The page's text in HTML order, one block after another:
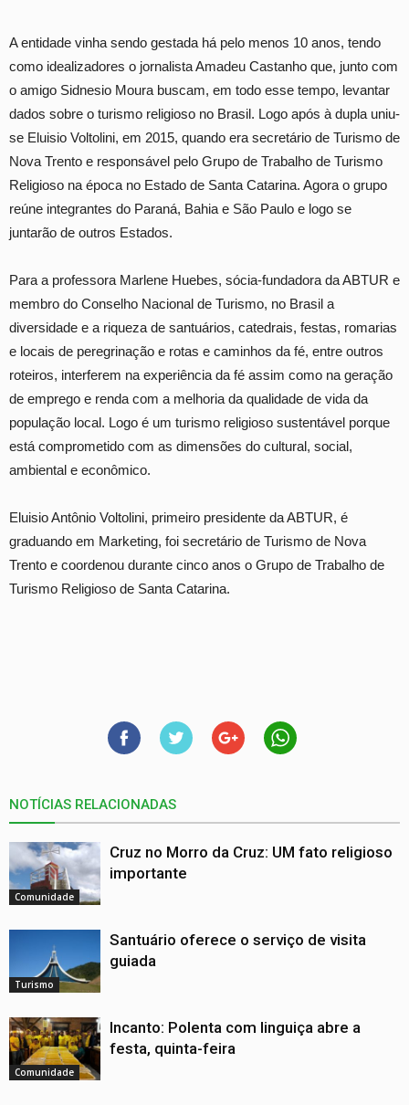
A entidade vinha sendo gestada há pelo menos 10 anos, tendo
como idealizadores o jornalista Amadeu Castanho que, junto com
o amigo Sidnesio Moura buscam, em todo esse tempo, levantar
dados sobre o turismo religioso no Brasil. Logo após à dupla uniu-
se Eluisio Voltolini, em 2015, quando era secretário de Turismo de
Nova Trento e responsável pelo Grupo de Trabalho de Turismo
Religioso na época no Estado de Santa Catarina. Agora o grupo
reúne integrantes do Paraná, Bahia e São Paulo e logo se
juntarão de outros Estados.
Para a professora Marlene Huebes, sócia-fundadora da ABTUR e
membro do Conselho Nacional de Turismo, no Brasil a
diversidade e a riqueza de santuários, catedrais, festas, romarias
e locais de peregrinação e rotas e caminhos da fé, entre outros
roteiros, interferem na experiência da fé assim como na geração
de emprego e renda com a melhoria da qualidade de vida da
população local. Logo é um turismo religioso sustentável porque
está comprometido com as dimensões do cultural, social,
ambiental e econômico.
Eluisio Antônio Voltolini, primeiro presidente da ABTUR, é
graduando em Marketing, foi secretário de Turismo de Nova
Trento e coordenou durante cinco anos o Grupo de Trabalho de
Turismo Religioso de Santa Catarina.
NOTÍCIAS RELACIONADAS
Comunidade
Cruz no Morro da Cruz: UM fato religioso
importante
Turismo
Santuário oferece o serviço de visita
guiada
Comunidade
Incanto: Polenta com linguiça abre a
festa, quinta-feira